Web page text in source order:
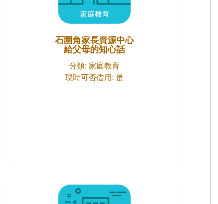
石圍角家長資源中心
給父母的知心話
分類: 家庭教育
現時可否借用: 是